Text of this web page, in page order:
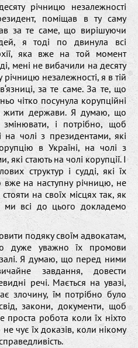
річницю незалежності
поміщав в ту саму
за те саме, що вирішуючи
я тоді по двинула всі
яка вже на той момент
мені не вибачили на десяту
незалежності, я в тій
за те саме. За те, що
чітко посунула корупційні
жити держави. Я думаю, що
і потрібно, щоб
на чолі з президентами, які
в Україні, на чолі з
які стають на чолі корупції. І
структур і судді, які їх
на наступну річницю, не
на своїх місцях так, як
всі до цього докладемо
подяку своїм адвокатам,
дуже уважно їх промови
Я думаю, що перед ними
завдання, довести
речі. Мається на увазі,
злочину, їм потрібно було
закони, документи, щоб
робота коли їх ніхто
чує їх доказів, коли нікому